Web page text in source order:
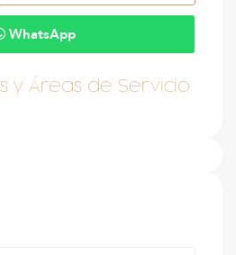
WhatsApp
y Áreas de Servicio